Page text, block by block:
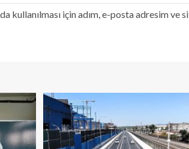
kullanılması için adım, e-posta adresim ve